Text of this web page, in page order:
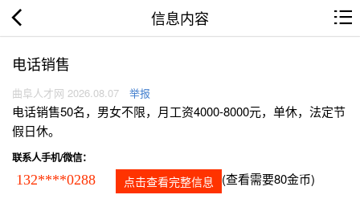
信息内容
电话销售
曲阜人才网 2026.08.07 举报
电话销售50名，男女不限，月工资4000-8000元，单休，法定节
假日休。
联系人手机/微信：
132****0288 点击查看完整信息 (查看需要80金币)